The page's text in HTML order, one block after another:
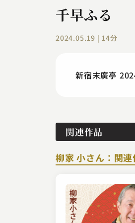
千早ふる
2024.05.19 | 14分
新宿末廣亭
関連作品
柳家 小さん：関連